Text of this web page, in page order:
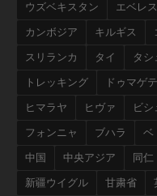
ウズベキスタン エベレ
カンボジア キルギス
スリランカ タイ タシ
トレッキング ドゥマゲテ
ヒマラヤ ヒヴァ ビシ
フォンニャ ブハラ ベ
中国 中央アジア 同仁
新疆ウイグル 甘粛省